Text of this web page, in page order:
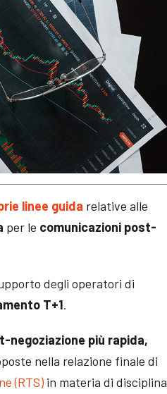
linee guida relative alle
per le comunicazioni post-
degli operatori di
T+1.
negoziazione più rapida,
nella relazione finale di
(RTS) in materia di disciplina